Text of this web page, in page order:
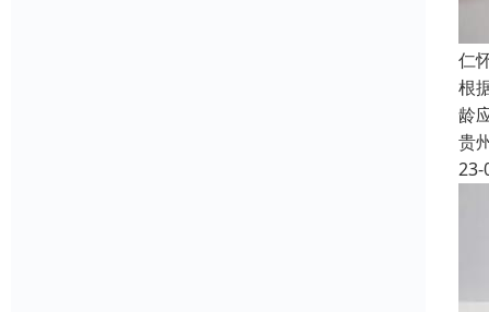
仁
根
龄
贵
23-